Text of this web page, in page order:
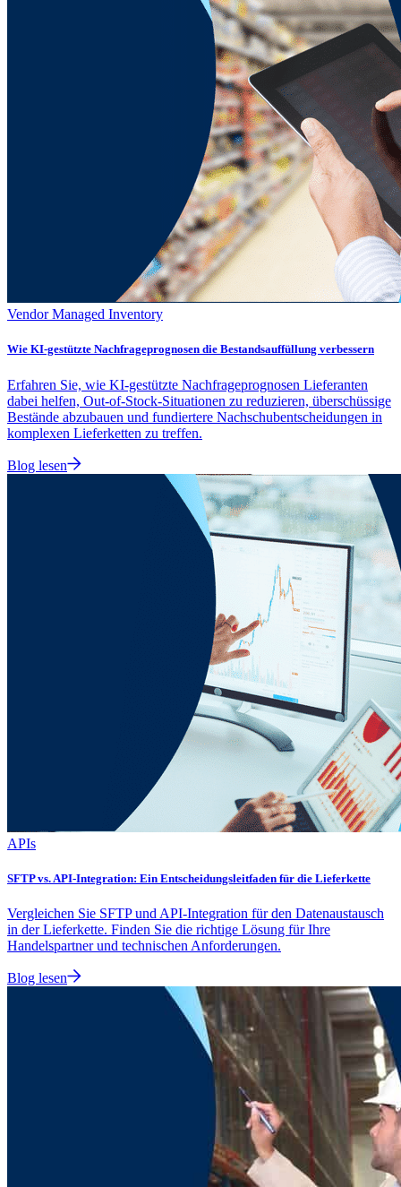
Vendor Managed Inventory
Wie KI-gestützte Nachfrageprognosen die Bestandsauffüllung verbessern
Erfahren Sie, wie KI-gestützte Nachfrageprognosen Lieferanten
dabei helfen, Out-of-Stock-Situationen zu reduzieren, überschüssige
Bestände abzubauen und fundiertere Nachschubentscheidungen in
komplexen Lieferketten zu treffen.
Blog lesen
APIs
SFTP vs. API-Integration: Ein Entscheidungsleitfaden für die Lieferkette
Vergleichen Sie SFTP und API-Integration für den Datenaustausch
in der Lieferkette. Finden Sie die richtige Lösung für Ihre
Handelspartner und technischen Anforderungen.
Blog lesen